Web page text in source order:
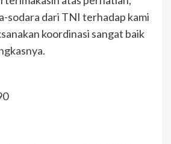
sodara dari TNI terhadap kami
koordinasi sangat baik